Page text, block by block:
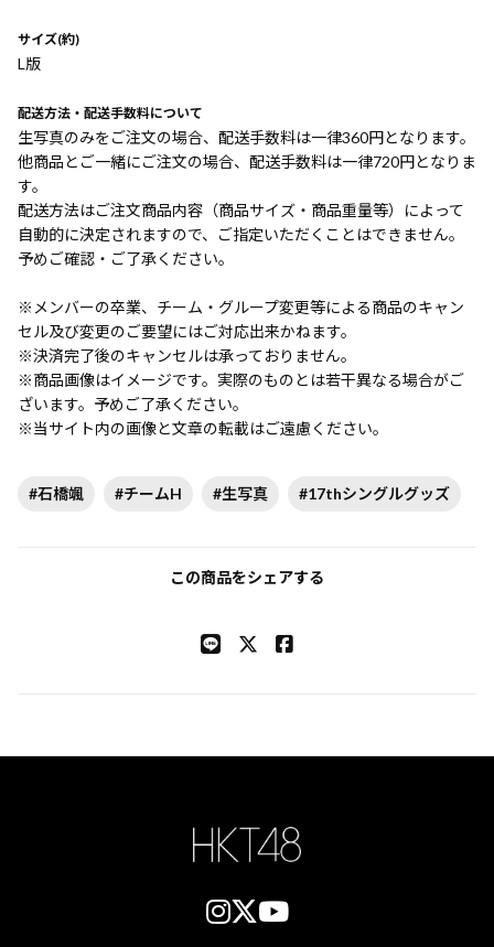
サイズ(約)
L版
配送方法・配送手数料について
生写真のみをご注文の場合、配送手数料は一律360円となります。
他商品とご一緒にご注文の場合、配送手数料は一律720円となりま
す。
配送方法はご注文商品内容（商品サイズ・商品重量等）によって
自動的に決定されますので、ご指定いただくことはできません。
予めご確認・ご了承ください。
※メンバーの卒業、チーム・グループ変更等による商品のキャン
セル及び変更のご要望にはご対応出来かねます。
※決済完了後のキャンセルは承っておりません。
※商品画像はイメージです。実際のものとは若干異なる場合がご
ざいます。予めご了承ください。
※当サイト内の画像と文章の転載はご遠慮ください。
#石橋颯 #チームH #生写真 #17thシングルグッズ
この商品をシェアする